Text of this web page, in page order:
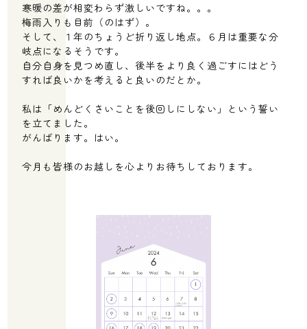
寒暖の差が相変わらず激しいですね。。。
梅雨入りも目前（のはず）。
そして、１年のちょうど折り返し地点。６月は重要な分
岐点になるそうです。
自分自身を見つめ直し、後半をより良く過ごすにはどう
すれば良いかを考えると良いのだとか。
私は「めんどくさいことを後回しにしない」という誓い
を立てました。
がんばります。はい。
今月も皆様のお越しを心よりお待ちしております。